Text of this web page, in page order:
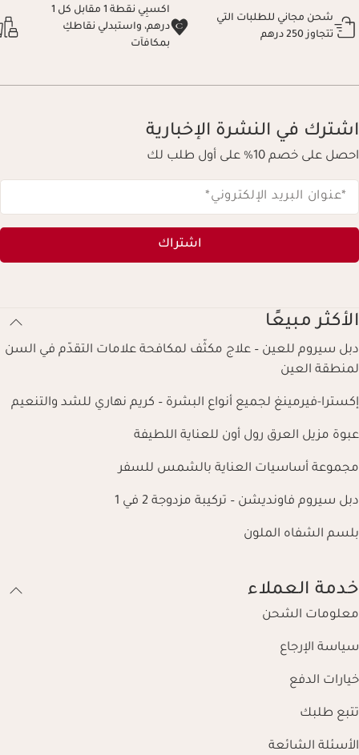
شحن مجاني للطلبات التي
تتجاوز 250 درهم
اكسبِي نقطة 1 مقابل كل 1
درهم، واستبدلي نقاطكِ
بمكافآت
اشترك في النشرة الإخبارية
احصل على خصم 10% على أول طلب لك
*عنوان البريد الإلكتروني*
اشتراك
الأكثر مبيعًا
دبل سيروم للعين – علاج مكثّف لمكافحة علامات التقدّم في السن
لمنطقة العين
إكسترا-فيرمينغ لجميع أنواع البشرة – كريم نهاري للشد والتنعيم
عبوة مزيل العرق رول أون للعناية اللطيفة
مجموعة أساسيات العناية بالشمس للسفر
دبل سيروم فاونديشن – تركيبة مزدوجة 2 في 1
بلسم الشفاه الملون
خدمة العملاء
معلومات الشحن
سياسة الإرجاع
خيارات الدفع
تتبع طلبك
الأسئلة الشائعة